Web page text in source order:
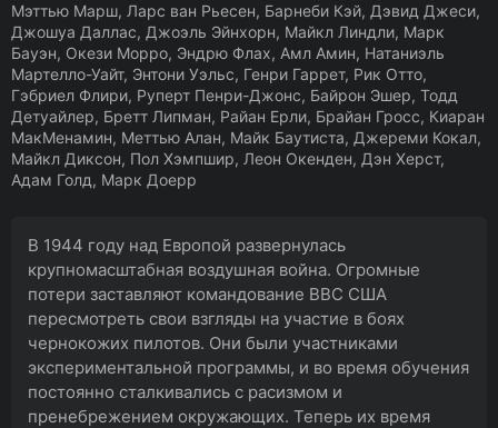
Мэттью Марш, Ларс ван Рьесен, Барнеби Кэй, Дэвид Джеси,
Джошуа Даллас, Джоэль Эйнхорн, Майкл Линдли, Марк
Бауэн, Окези Морро, Эндрю Флах, Амл Амин, Натаниэль
Мартелло-Уайт, Энтони Уэльс, Генри Гаррет, Рик Отто,
Гэбриел Флири, Руперт Пенри-Джонс, Байрон Эшер, Тодд
Детуайлер, Бретт Липман, Райан Ерли, Брайан Гросс, Киаран
МакМенамин, Меттью Алан, Майк Баутиста, Джереми Кокал,
Майкл Диксон, Пол Хэмпшир, Леон Окенден, Дэн Херст,
Адам Голд, Марк Доерр
В 1944 году над Европой развернулась
крупномасштабная воздушная война. Огромные
потери заставляют командование ВВС США
пересмотреть свои взгляды на участие в боях
чернокожих пилотов. Они были участниками
экспериментальной программы, и во время обучения
постоянно сталкивались с расизмом и
пренебрежением окружающих. Теперь их время